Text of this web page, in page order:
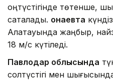
оңтүстігінде төтенше,
сақталады. Қонаевта
Алатауында жаңбыр,
18 м/с күтіледі.
Павлодар облысында
солтүстігі мен